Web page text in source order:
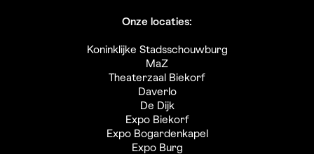
Onze locaties:
Koninklijke Stadsschouwburg
MaZ
Theaterzaal Biekorf
Daverlo
De Dijk
Expo Biekorf
Expo Bogardenkapel
Expo Burg